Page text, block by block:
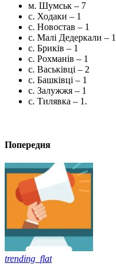
м. Шумськ – 7
с. Ходаки – 1
с. Новостав – 1
с. Малі Дедеркали – 1
с. Бриків – 1
с. Рохманів – 1
с. Васьківці – 2
с. Башківці – 1
с. Залужжя – 1
с. Тилявка – 1.
Попередня
trending_flat